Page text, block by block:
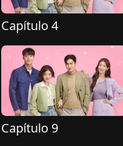
Capítulo 4
Capítulo 9